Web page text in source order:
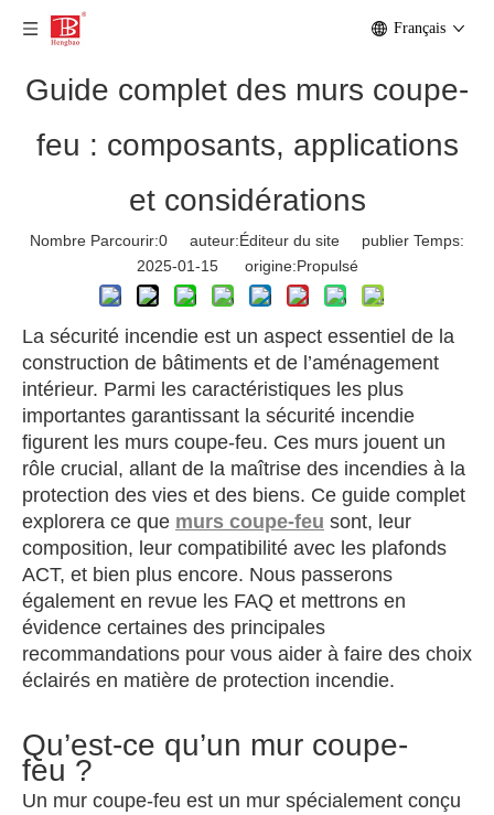
Français
Guide complet des murs coupe-
feu : composants, applications
et considérations
Nombre Parcourir:0 auteur:Éditeur du site publier Temps:
2025-01-15 origine:Propulsé
La sécurité incendie est un aspect essentiel de la
construction de bâtiments et de l’aménagement
intérieur. Parmi les caractéristiques les plus
importantes garantissant la sécurité incendie
figurent les murs coupe-feu. Ces murs jouent un
rôle crucial, allant de la maîtrise des incendies à la
protection des vies et des biens. Ce guide complet
explorera ce que murs coupe-feu sont, leur
composition, leur compatibilité avec les plafonds
ACT, et bien plus encore. Nous passerons
également en revue les FAQ et mettrons en
évidence certaines des principales
recommandations pour vous aider à faire des choix
éclairés en matière de protection incendie.
Qu’est-ce qu’un mur coupe-
feu ?
Un mur coupe-feu est un mur spécialement conçu